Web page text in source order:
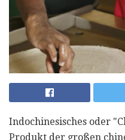
Indochinesisches oder
Produkt der großen